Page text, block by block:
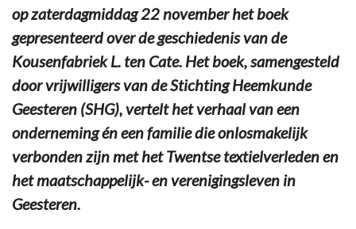
op zaterdagmiddag 22 november het boek
gepresenteerd over de geschiedenis van de
Kousenfabriek L. ten Cate. Het boek, samengesteld
door vrijwilligers van de Stichting Heemkunde
Geesteren (SHG), vertelt het verhaal van een
onderneming én een familie die onlosmakelijk
verbonden zijn met het Twentse textielverleden en
het maatschappelijk- en verenigingsleven in
Geesteren.